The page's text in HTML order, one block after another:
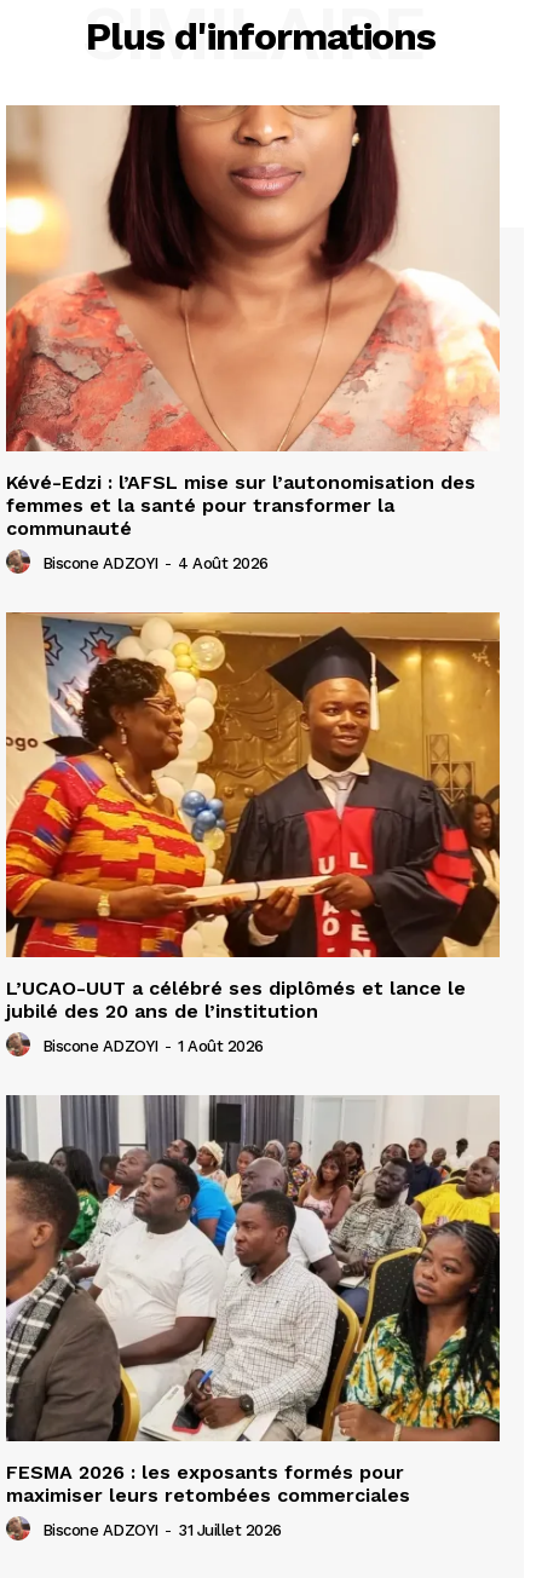
Plus d'informations
SIMILAIRE
Kévé-Edzi : l’AFSL mise sur l’autonomisation des
femmes et la santé pour transformer la
communauté
Biscone ADZOYI - 4 Août 2026
L’UCAO-UUT a célébré ses diplômés et lance le
jubilé des 20 ans de l’institution
Biscone ADZOYI - 1 Août 2026
FESMA 2026 : les exposants formés pour
maximiser leurs retombées commerciales
Biscone ADZOYI - 31 Juillet 2026